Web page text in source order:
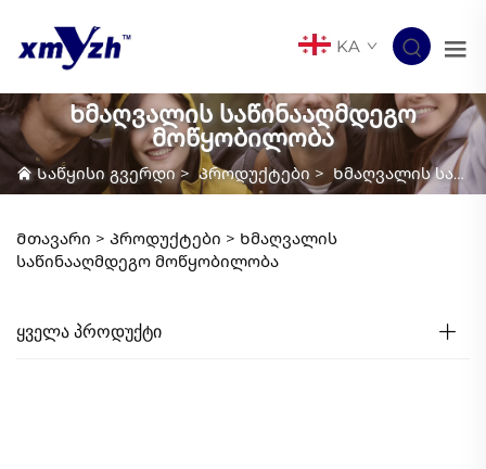
KA
Ხმაღვალის საწინააღმდეგო
მოწყობილობა
Საწყისი გვერდი> Პროდუქტები > Ხმაღვალის საწინააღმდეგო მოწყობილობა
Მთავარი > Პროდუქტები > Ხმაღვალის
საწინააღმდეგო მოწყობილობა
ᲧᲕᲔᲚᲐ ᲞᲠᲝᲓᲣᲥᲢᲘ